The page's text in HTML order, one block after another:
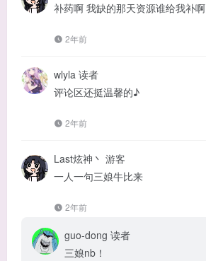
补药啊 我缺的那天资源谁给我补啊
2年前
wlyla 读者
评论区还挺温馨的♪
2年前
Last炫神丶 游客
一人一句三娘牛比来
2年前
guo-dong 读者
三娘nb！